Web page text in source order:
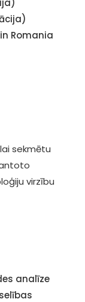
Romania
sekmētu
virzību
analīze